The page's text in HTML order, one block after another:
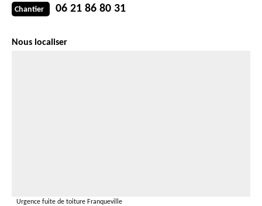
Chantier 06 21 86 80 31
Nous localiser
Urgence fuite de toiture Franqueville